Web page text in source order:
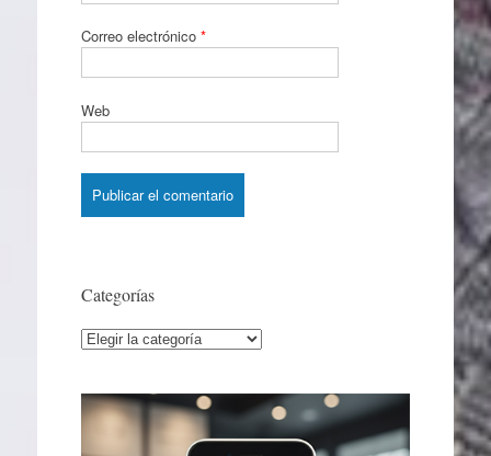
Correo electrónico *
Web
Categorías
Categorías